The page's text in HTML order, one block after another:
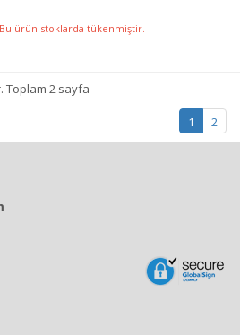
Bu ürün stoklarda tükenmiştir.
Toplam 2 sayfa
1 2